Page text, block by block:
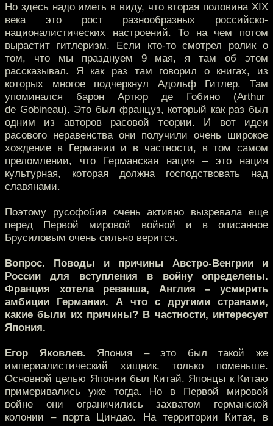
Но здесь надо иметь в виду, что вторая половина XIX
века это рост разнообразных российско-
националистических настроений. То на чем потом
вырастит гитлеризм. Если кто-то смотрел ролик о
том, что мы празднуем 9 мая, я там об этом
рассказывал. Я как раз там говорил о книгах, из
которых многое подчеркнул Адольф Гитлер. Там
упоминался барон Артюр де Гобино (Arthur
de Gobineau). Это был француз, который как раз был
одним из авторов расовой теории. И вот идеи
расового неравенства они получили очень широкое
хождение в Германии и в частности, в том самом
преломлении, что Германская нация – это нация
культурная, которая должна господствовать над
славянами.
Поэтому русофобия очень активно вызревала еще
перед Первой мировой войной и в описанное
Брусиловым очень сильно верится.
Вопрос. Поводы и причины Австро-Венгрии и
России для вступления в войну определены.
Франция хотела реванша, Англия – усмирить
амбиции Германии. А что с другими странами,
какие были их причины? В частности, интересует
Япония.
Егор Яковлев. Япония – это был такой же
империалистический хищник, только поменьше.
Основной целью Японии был Китай. Японцы к Китаю
примеривались уже тогда. Но в Первой мировой
войне они ограничились захватом германской
колонии – порта Циндао. На территории Китая, в